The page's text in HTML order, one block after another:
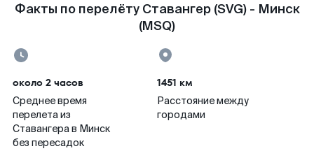
Факты по перелёту Ставангер (SVG) - Минск
(MSQ)
около 2 часов
Среднее время
перелета из
Ставангера в Минск
без пересадок
1451 км
Расстояние между
городами